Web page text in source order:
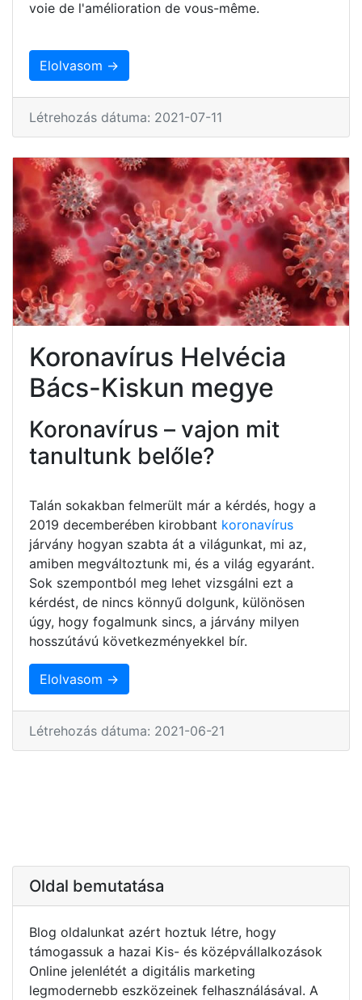
voie de l'amélioration de vous-même.
Elolvasom →
Létrehozás dátuma: 2021-07-11
Koronavírus Helvécia
Bács-Kiskun megye
Koronavírus – vajon mit
tanultunk belőle?
Talán sokakban felmerült már a kérdés, hogy a
2019 decemberében kirobbant koronavírus
járvány hogyan szabta át a világunkat, mi az,
amiben megváltoztunk mi, és a világ egyaránt.
Sok szempontból meg lehet vizsgálni ezt a
kérdést, de nincs könnyű dolgunk, különösen
úgy, hogy fogalmunk sincs, a járvány milyen
hosszútávú következményekkel bír.
Elolvasom →
Létrehozás dátuma: 2021-06-21
Oldal bemutatása
Blog oldalunkat azért hoztuk létre, hogy
támogassuk a hazai Kis- és középvállalkozások
Online jelenlétét a digitális marketing
legmodernebb eszközeinek felhasználásával. A